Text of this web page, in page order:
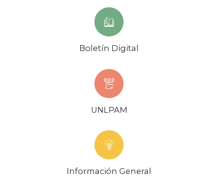
Boletín Digital
UNLPAM
Información General